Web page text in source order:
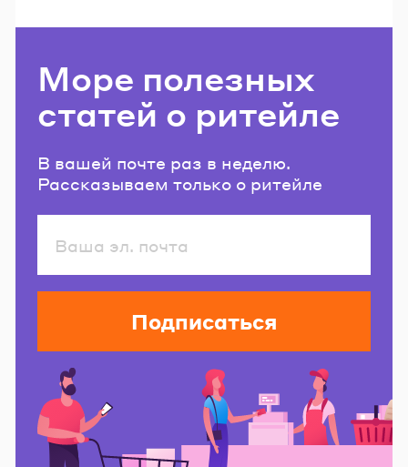
Море полезных
статей о ритейле
В вашей почте раз в неделю.
Рассказываем только о ритейле
Подписаться